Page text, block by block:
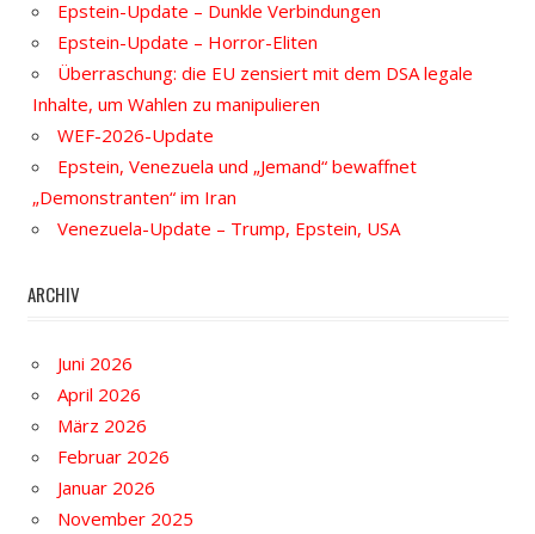
Epstein-Update – Dunkle Verbindungen
Epstein-Update – Horror-Eliten
Überraschung: die EU zensiert mit dem DSA legale
Inhalte, um Wahlen zu manipulieren
WEF-2026-Update
Epstein, Venezuela und „Jemand“ bewaffnet
„Demonstranten“ im Iran
Venezuela-Update – Trump, Epstein, USA
ARCHIV
Juni 2026
April 2026
März 2026
Februar 2026
Januar 2026
November 2025